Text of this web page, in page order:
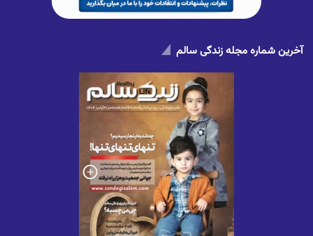
آخرین شماره مجله زندگی سالم